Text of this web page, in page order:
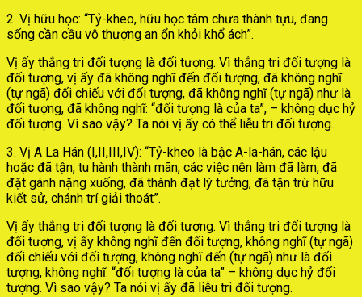
2. Vị hữu học: “Tỷ-kheo, hữu học tâm chưa thành tựu, đang
sống cần cầu vô thượng an ổn khỏi khổ ách”.
Vị ấy thắng tri đối tượng là đối tượng. Vì thắng tri đối tượng là
đối tượng, vị ấy đã không nghĩ đến đối tượng, đã không nghĩ
(tự ngã) đối chiếu với đối tượng, đã không nghĩ (tự ngã) như là
đối tượng, đã không nghĩ: “đối tượng là của ta”, – không dục hỷ
đối tượng. Vì sao vậy? Ta nói vị ấy có thể liễu tri đối tượng.
3. Vị A La Hán (I,II,III,IV): “Tỷ-kheo là bậc A-la-hán, các lậu
hoặc đã tận, tu hành thành mãn, các việc nên làm đã làm, đã
đặt gánh nặng xuống, đã thành đạt lý tưởng, đã tận trừ hữu
kiết sử, chánh trí giải thoát”.
Vị ấy thắng tri đối tượng là đối tượng. Vì thắng tri đối tượng là
đối tượng, vị ấy không nghĩ đến đối tượng, không nghĩ (tự ngã)
đối chiếu với đối tượng, không nghĩ đến (tự ngã) như là đối
tượng, không nghĩ: “đối tượng là của ta” – không dục hỷ đối
tượng. Vì sao vậy? Ta nói vị ấy đã liễu tri đối tượng.